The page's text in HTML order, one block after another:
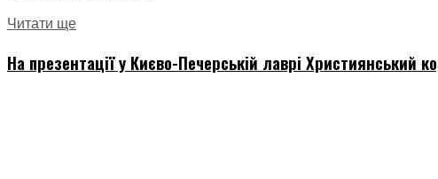
Читати ще
На презентації у Києво-Печерській лаврі Християнський